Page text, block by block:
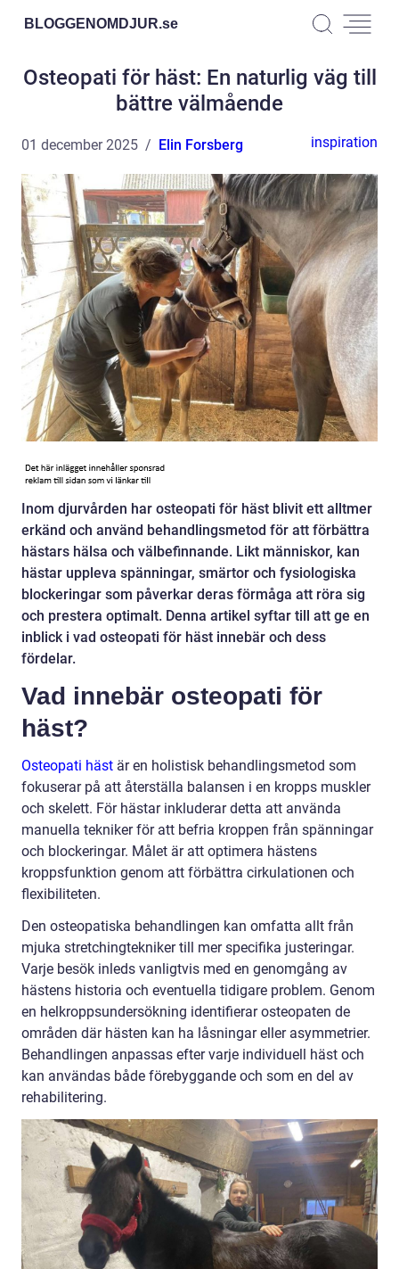
BLOGGENOMDJUR.se
Osteopati för häst: En naturlig väg till
bättre välmående
01 december 2025 Elin Forsberg inspiration
Inom djurvården har osteopati för häst blivit ett alltmer
erkänd och använd behandlingsmetod för att förbättra
hästars hälsa och välbefinnande. Likt människor, kan
hästar uppleva spänningar, smärtor och fysiologiska
blockeringar som påverkar deras förmåga att röra sig
och prestera optimalt. Denna artikel syftar till att ge en
inblick i vad osteopati för häst innebär och dess
fördelar.
Vad innebär osteopati för
häst?
Osteopati häst är en holistisk behandlingsmetod som
fokuserar på att återställa balansen i en kropps muskler
och skelett. För hästar inkluderar detta att använda
manuella tekniker för att befria kroppen från spänningar
och blockeringar. Målet är att optimera hästens
kroppsfunktion genom att förbättra cirkulationen och
flexibiliteten.
Den osteopatiska behandlingen kan omfatta allt från
mjuka stretchingtekniker till mer specifika justeringar.
Varje besök inleds vanligtvis med en genomgång av
hästens historia och eventuella tidigare problem. Genom
en helkroppsundersökning identifierar osteopaten de
områden där hästen kan ha låsningar eller asymmetrier.
Behandlingen anpassas efter varje individuell häst och
kan användas både förebyggande och som en del av
rehabilitering.